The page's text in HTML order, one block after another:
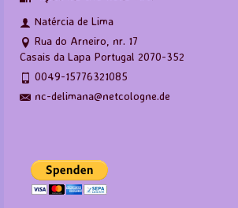
Natércia de Lima
Rua do Arneiro, nr. 17
Casais da Lapa Portugal 2070-352
0049-15776321085
nc-delimana@netcologne.de